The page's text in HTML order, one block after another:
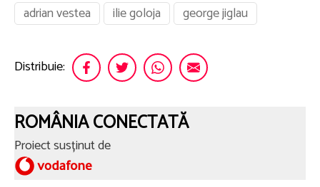
adrian vestea
ilie goloja george jiglau
Distribuie:
ROMÂNIA CONECTATĂ
Proiect susținut de